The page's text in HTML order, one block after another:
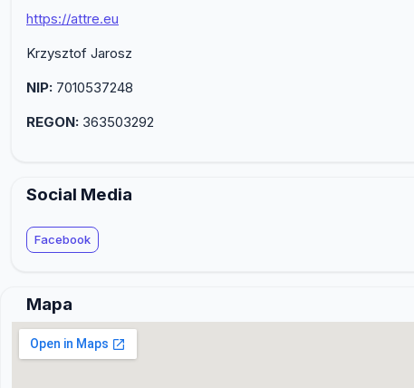
https://attre.eu
Krzysztof Jarosz
NIP: 7010537248
REGON: 363503292
Social Media
Facebook
Mapa